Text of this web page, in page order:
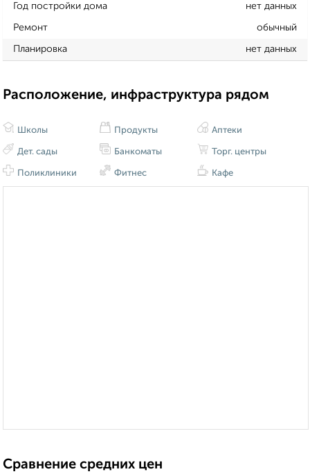
Год постройки дома нет данных
Ремонт обычный
Планировка нет данных
Расположение, инфраструктура рядом
Школы
Дет. сады
Поликлиники
Продукты
Банкоматы
Фитнес
Аптеки
Торг. центры
Кафе
Сравнение средних цен